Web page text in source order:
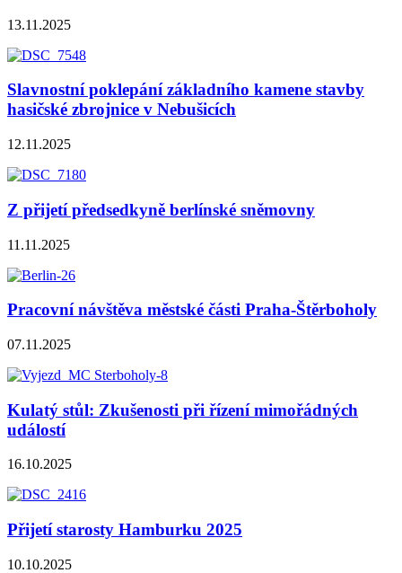
13.11.2025
Slavnostní poklepání základního kamene stavby
hasičské zbrojnice v Nebušicích
12.11.2025
Z přijetí předsedkyně berlínské sněmovny
11.11.2025
Pracovní návštěva městské části Praha-Štěrboholy
07.11.2025
Kulatý stůl: Zkušenosti při řízení mimořádných
událostí
16.10.2025
Přijetí starosty Hamburku 2025
10.10.2025